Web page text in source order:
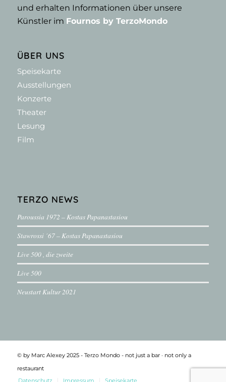
und erhalten Informationen über unsere
Künstler im Fournos by TerzoMondo
ÜBER UNS
Speisekarte
Ausstellungen
Konzerte
Theater
Lesung
Film
TERZO NEWS
Paroussia 1972 – Kostas Papanastasiou
Stawrossi ´67 – Kostas Papanastasiou
Live 500 , die zweite
Live 500
Neustart Kultur 2021
© by Marc Alexey 2025 - Terzo Mondo - not just a bar ·­ not only a
restaurant
Datenschutz
Impressum Speisekarte